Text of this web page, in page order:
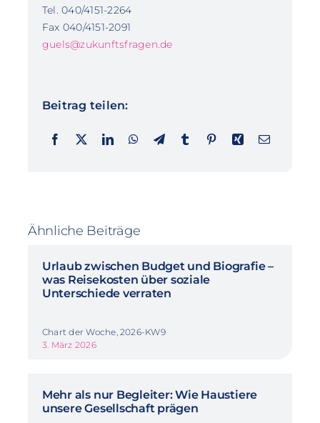
Tel. 040/4151-2264
Fax 040/4151-2091
guels@zukunftsfragen.de
Beitrag teilen:
Ähnliche Beiträge
Urlaub zwischen Budget und Biografie –
was Reisekosten über soziale
Unterschiede verraten
Chart der Woche, 2026-KW9
3. März 2026
Mehr als nur Begleiter: Wie Haustiere
unsere Gesellschaft prägen